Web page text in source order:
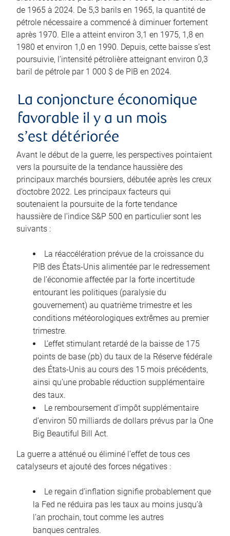
de 1965 à 2024. De 5,3 barils en 1965, la quantité de
pétrole nécessaire a commencé à diminuer fortement
après 1970. Elle a atteint environ 3,1 en 1975, 1,8 en
1980 et environ 1,0 en 1990. Depuis, cette baisse s’est
poursuivie, l’intensité pétrolière atteignant environ 0,3
baril de pétrole par 1 000 $ de PIB en 2024.
La conjoncture économique
favorable il y a un mois
s’est détériorée
Avant le début de la guerre, les perspectives pointaient
vers la poursuite de la tendance haussière des
principaux marchés boursiers, débutée après les creux
d’octobre 2022. Les principaux facteurs qui
soutenaient la poursuite de la forte tendance
haussière de l’indice S&P 500 en particulier sont les
suivants :
La réaccélération prévue de la croissance du
PIB des États-Unis alimentée par le redressement
de l’économie affectée par la forte incertitude
entourant les politiques (paralysie du
gouvernement) au quatrième trimestre et les
conditions météorologiques extrêmes au premier
trimestre.
L’effet stimulant retardé de la baisse de 175
points de base (pb) du taux de la Réserve fédérale
des États-Unis au cours des 15 mois précédents,
ainsi qu’une probable réduction supplémentaire
des taux.
Le remboursement d’impôt supplémentaire
d’environ 50 milliards de dollars prévus par la One
Big Beautiful Bill Act.
La guerre a atténué ou éliminé l’effet de tous ces
catalyseurs et ajouté des forces négatives :
Le regain d’inflation signifie probablement que
la Fed ne réduira pas les taux au moins jusqu’à
l’an prochain, tout comme les autres
banques centrales.